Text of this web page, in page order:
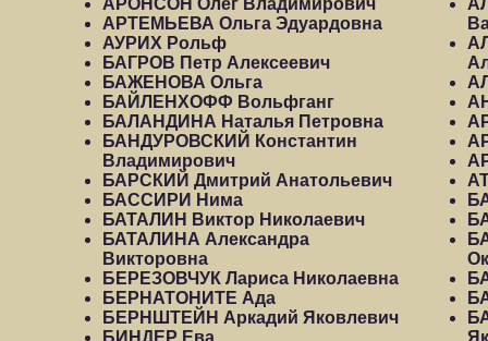
АРОНСОН Олег Владимирович
АРТЕМЬЕВА Ольга Эдуардовна
АУРИХ Рольф
БАГРОВ Петр Алексеевич
БАЖЕНОВА Ольга
БАЙЛЕНХОФФ Вольфганг
БАЛАНДИНА Наталья Петровна
БАНДУРОВСКИЙ Константин
Владимирович
БАРСКИЙ Дмитрий Анатольевич
БАССИРИ Нима
БАТАЛИН Виктор Николаевич
БАТАЛИНА Александра
Викторовна
БЕРЕЗОВЧУК Лариса Николаевна
БЕРНАТОНИТЕ Ада
БЕРНШТЕЙН Аркадий Яковлевич
БИНДЕР Ева